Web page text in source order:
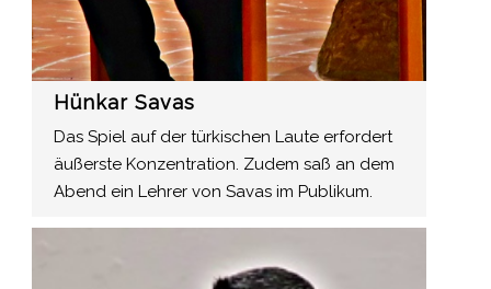
Hünkar Savas
Das Spiel auf der türkischen Laute erfordert
äußerste Konzentration. Zudem saß an dem
Abend ein Lehrer von Savas im Publikum.